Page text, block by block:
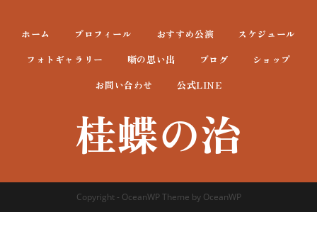
ホーム プロフィール おすすめ公演
スケジュール
フォトギャラリー
噺の思い出 ブログ
ショップ
お問い合わせ
公式LINE
桂蝶の治
Copyright - OceanWP Theme by OceanWP